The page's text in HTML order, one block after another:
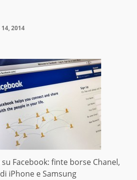
2014
Facebook: finte borse Chanel,
iPhone e Samsung